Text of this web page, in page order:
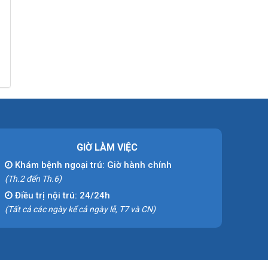
GIỜ LÀM VIỆC
Khám bệnh ngoại trú: Giờ hành chính
(Th.2 đến Th.6)
Điều trị nội trú: 24/24h
(Tất cả các ngày kể cả ngày lễ, T7 và CN)